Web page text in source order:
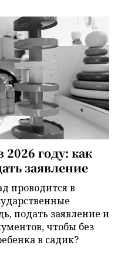
2026 году: как
заявление
проводится в
подать заявление и
чтобы без
в садик?